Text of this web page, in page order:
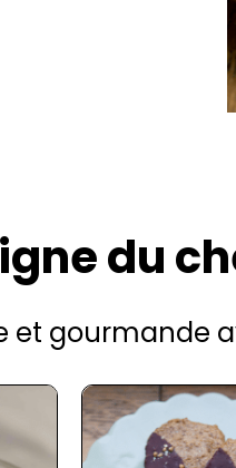
du
et gourmande